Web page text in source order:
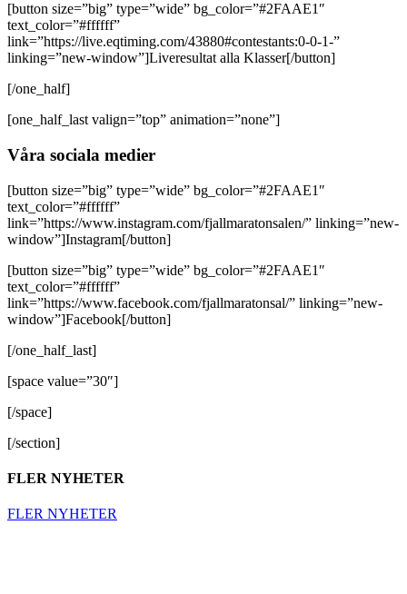
[button size=”big” type=”wide” bg_color=”#2FAAE1″
text_color=”#ffffff”
link=”https://live.eqtiming.com/43880#contestants:0-0-1-”
linking=”new-window”]Liveresultat alla Klasser[/button]
[/one_half]
[one_half_last valign=”top” animation=”none”]
Våra sociala medier
[button size=”big” type=”wide” bg_color=”#2FAAE1″
text_color=”#ffffff”
link=”https://www.instagram.com/fjallmaratonsalen/” linking=”new-
window”]Instagram[/button]
[button size=”big” type=”wide” bg_color=”#2FAAE1″
text_color=”#ffffff”
link=”https://www.facebook.com/fjallmaratonsal/” linking=”new-
window”]Facebook[/button]
[/one_half_last]
[space value=”30″]
[/space]
[/section]
FLER NYHETER
FLER NYHETER